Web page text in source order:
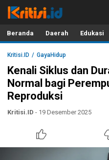
Kritisi.ID
Kritik untuk Negeri!
Beranda Daerah Edukasi
Kritisi.ID GayaHidup
Kenali Siklus dan
Normal bagi
Reproduksi
Kritisi.ID - 19 Desember 2025